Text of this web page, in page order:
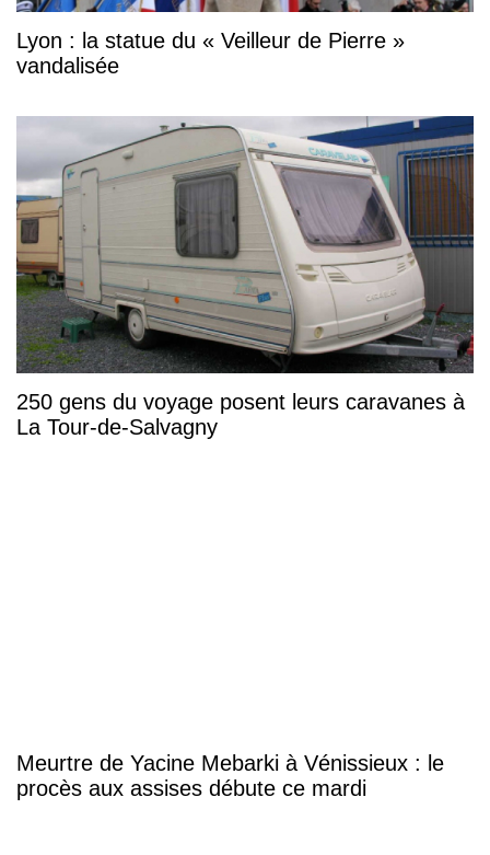
Lyon : la statue du « Veilleur de Pierre »
vandalisée
250 gens du voyage posent leurs caravanes à
La Tour-de-Salvagny
Meurtre de Yacine Mebarki à Vénissieux : le
procès aux assises débute ce mardi